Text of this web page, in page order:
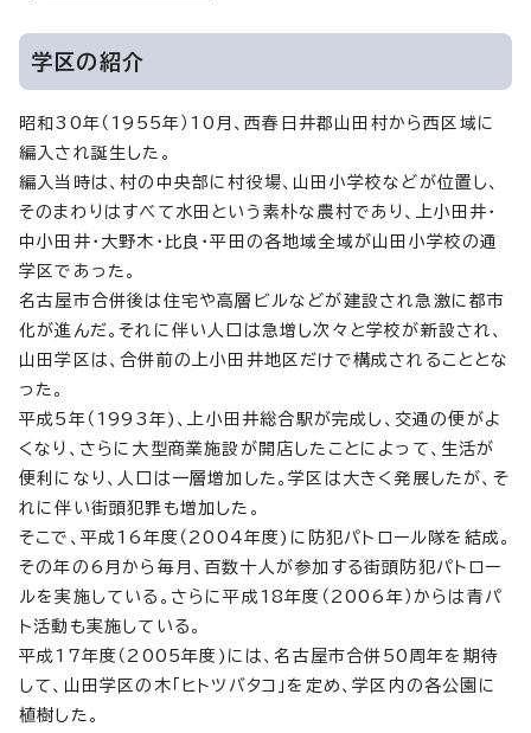
学区の紹介
昭和30年（1955年）10月、西春日井郡山田村から西区域に
編入され誕生した。
編入当時は、村の中央部に村役場、山田小学校などが位置し、
そのまわりはすべて水田という素朴な農村であり、上小田井・
中小田井・大野木・比良・平田の各地域全域が山田小学校の通
学区であった。
名古屋市合併後は住宅や高層ビルなどが建設され急激に都市
化が進んだ。それに伴い人口は急増し次々と学校が新設され、
山田学区は、合併前の上小田井地区だけで構成されることとな
った。
平成5年（1993年)、上小田井総合駅が完成し、交通の便がよ
くなり、さらに大型商業施設が開店したことによって、生活が
便利になり、人口は一層増加した。学区は大きく発展したが、そ
れに伴い街頭犯罪も増加した。
そこで、平成16年度（2004年度)に防犯パトロール隊を結成。
その年の6月から毎月、百数十人が参加する街頭防犯パトロー
ルを実施している。さらに平成18年度（2006年）からは青パ
ト活動も実施している。
平成17年度（2005年度)には、名古屋市合併50周年を期待
して、山田学区の木「ヒトツバタコ」を定め、学区内の各公園に
植樹した。